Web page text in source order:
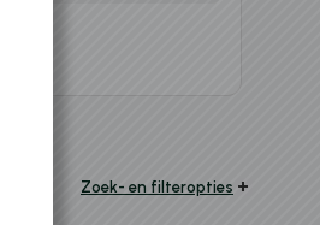
Zoek- en filteropties